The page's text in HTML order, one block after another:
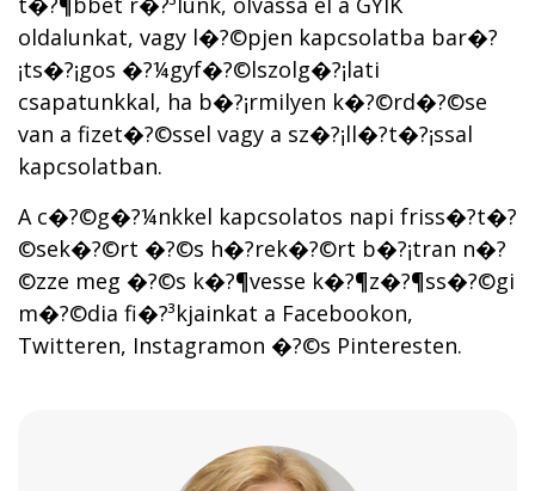
oldalunkat, vagy l�?©pjen kapcsolatba bar�?
¡ts�?¡gos �?¼gyf�?©lszolg�?¡lati
csapatunkkal, ha b�?¡rmilyen k�?©rd�?©se
van a fizet�?©ssel vagy a sz�?¡ll�?­t�?¡ssal
kapcsolatban.
A c�?©g�?¼nkkel kapcsolatos napi friss�?­t�?
©sek�?©rt �?©s h�?­rek�?©rt b�?¡tran n�?
©zze meg �?©s k�?¶vesse k�?¶z�?¶ss�?©gi
m�?©dia fi�?³kjainkat a Facebookon,
Twitteren, Instagramon �?©s Pinteresten.